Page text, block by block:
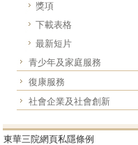
獎項
下載表格
最新短片
青少年及家庭服務
復康服務
社會企業及社會創新
東華三院網頁私隱條例